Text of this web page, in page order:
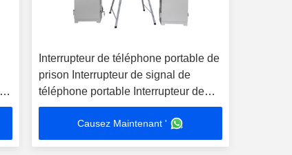
Interrupteur de téléphone portable de
prison Interrupteur de signal de
téléphone portable Interrupteur de
signal 200W avec contrôle sans fil
Causez Maintenant '